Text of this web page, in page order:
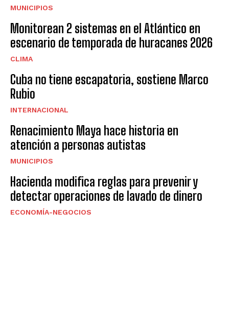
MUNICIPIOS
Monitorean 2 sistemas en el Atlántico en
escenario de temporada de huracanes 2026
CLIMA
Cuba no tiene escapatoria, sostiene Marco
Rubio
INTERNACIONAL
Renacimiento Maya hace historia en
atención a personas autistas
MUNICIPIOS
Hacienda modifica reglas para prevenir y
detectar operaciones de lavado de dinero
ECONOMÍA-NEGOCIOS